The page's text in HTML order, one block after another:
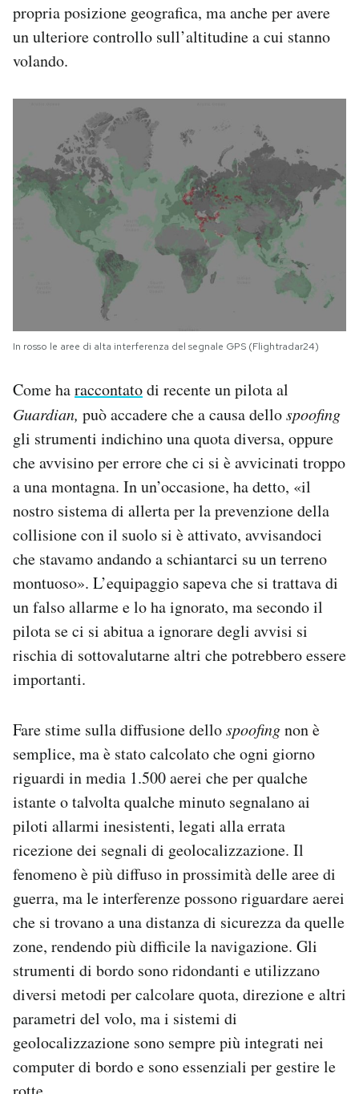
propria posizione geografica, ma anche per avere
un ulteriore controllo sull’altitudine a cui stanno
volando.
In rosso le aree di alta interferenza del segnale GPS (Flightradar24)
Come haraccontatodi recente un pilota al
Guardian, può accadere che a causa dellospoofing
gli strumenti indichino una quota diversa, oppure
che avvisino per errore che ci si è avvicinati troppo
a una montagna. In un’occasione, ha detto, «il
nostro sistema di allerta per la prevenzione della
collisione con il suolo si è attivato, avvisandoci
che stavamo andando a schiantarci su un terreno
montuoso». L’equipaggio sapeva che si trattava di
un falso allarme e lo ha ignorato, ma secondo il
pilota se ci si abitua a ignorare degli avvisi si
rischia di sottovalutarne altri che potrebbero essere
importanti.
Fare stime sulla diffusione dellospoofingnon è
semplice, ma è stato calcolato che ogni giorno
riguardi in media 1.500 aerei che per qualche
istante o talvolta qualche minuto segnalano ai
piloti allarmi inesistenti, legati alla errata
ricezione dei segnali di geolocalizzazione. Il
fenomeno è più diffuso in prossimità delle aree di
guerra, ma le interferenze possono riguardare aerei
che si trovano a una distanza di sicurezza da quelle
zone, rendendo più difficile la navigazione. Gli
strumenti di bordo sono ridondanti e utilizzano
diversi metodi per calcolare quota, direzione e altri
parametri del volo, ma i sistemi di
geolocalizzazione sono sempre più integrati nei
computer di bordo e sono essenziali per gestire le